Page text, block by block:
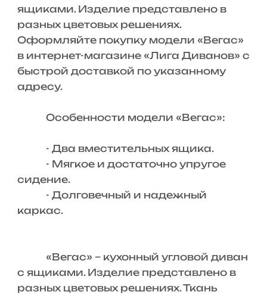
ящиками. Изделие представлено в
разных цветовых решениях.
Оформляйте покупку модели «Вегас»
в интернет-магазине «Лига Диванов» с
быстрой доставкой по указанному
адресу.
Особенности модели «Вегас»:
- Два вместительных ящика.
- Мягкое и достаточно упругое
сидение.
- Долговечный и надежный
каркас.
«Вегас» – кухонный угловой диван
с ящиками. Изделие представлено в
разных цветовых решениях. Ткань